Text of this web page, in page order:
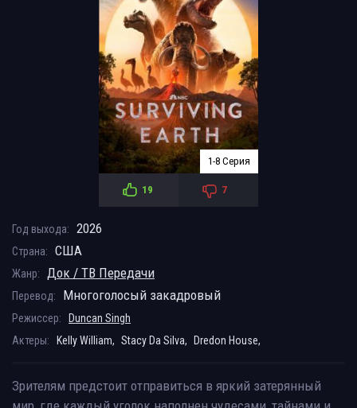
1-8 Серия
19 7
Год выхода: 2026
Страна: США
Жанр: Док / ТВ Передачи
Перевод: Многоголосый закадровый
Режиссер:
Duncan Singh
Актеры:
Kelly William, Stacy Da Silva, Dredon House,
Зрителям предстоит отправиться в яркий затерянный